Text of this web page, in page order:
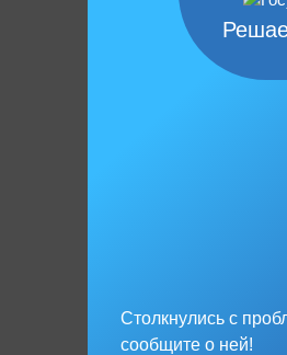
Столкнулись с
сообщите о ней!